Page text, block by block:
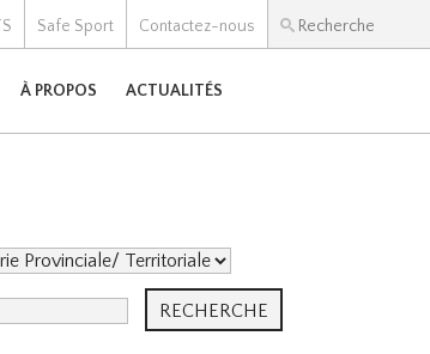
Safe Sport Contactez-nous
À PROPOS ACTUALITÉS